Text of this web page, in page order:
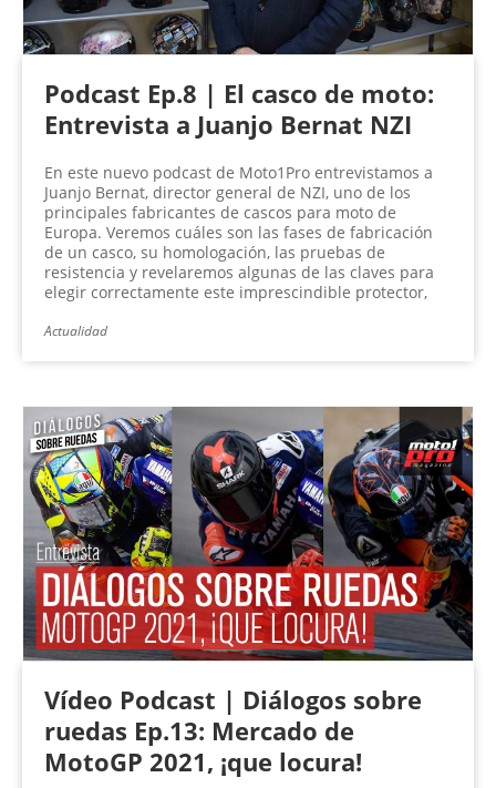
Podcast Ep.8 | El casco de moto:
Entrevista a Juanjo Bernat NZI
En este nuevo podcast de Moto1Pro entrevistamos a
Juanjo Bernat, director general de NZI, uno de los
principales fabricantes de cascos para moto de
Europa. Veremos cuáles son las fases de fabricación
de un casco, su homologación, las pruebas de
resistencia y revelaremos algunas de las claves para
elegir correctamente este imprescindible protector,
Actualidad
Vídeo Podcast | Diálogos sobre
ruedas Ep.13: Mercado de
MotoGP 2021, ¡que locura!